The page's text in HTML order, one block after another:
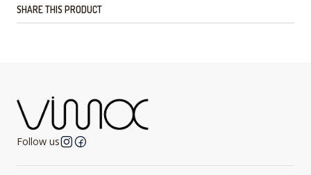
SHARE THIS PRODUCT
Follow us